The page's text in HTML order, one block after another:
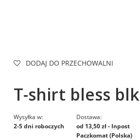
DODAJ DO PRZECHOWALNI
T-shirt bless blk
Wysyłka w:
2-5 dni roboczych
Dostawa:
od 13,50 zł- Inpost
Paczkomat(Polska)